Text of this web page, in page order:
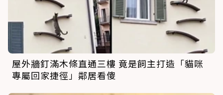
屋外牆釘滿木條直通三樓 竟是飼主打造「貓咪
專屬回家捷徑」鄰居看傻